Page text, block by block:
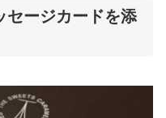
セージカードを添